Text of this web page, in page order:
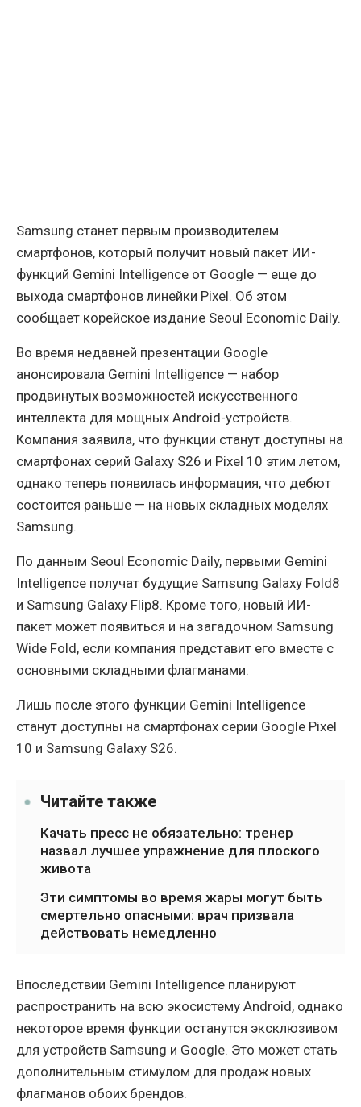
Samsung станет первым производителем
смартфонов, который получит новый пакет ИИ-
функций Gemini Intelligence от Google — еще до
выхода смартфонов линейки Pixel. Об этом
сообщает корейское издание Seoul Economic Daily.
Во время недавней презентации Google
анонсировала Gemini Intelligence — набор
продвинутых возможностей искусственного
интеллекта для мощных Android-устройств.
Компания заявила, что функции станут доступны на
смартфонах серий Galaxy S26 и Pixel 10 этим летом,
однако теперь появилась информация, что дебют
состоится раньше — на новых складных моделях
Samsung.
По данным Seoul Economic Daily, первыми Gemini
Intelligence получат будущие Samsung Galaxy Fold8
и Samsung Galaxy Flip8. Кроме того, новый ИИ-
пакет может появиться и на загадочном Samsung
Wide Fold, если компания представит его вместе с
основными складными флагманами.
Лишь после этого функции Gemini Intelligence
станут доступны на смартфонах серии Google Pixel
10 и Samsung Galaxy S26.
Читайте также
Качать пресс не обязательно: тренер
назвал лучшее упражнение для плоского
живота
Эти симптомы во время жары могут быть
смертельно опасными: врач призвала
действовать немедленно
Впоследствии Gemini Intelligence планируют
распространить на всю экосистему Android, однако
некоторое время функции останутся эксклюзивом
для устройств Samsung и Google. Это может стать
дополнительным стимулом для продаж новых
флагманов обоих брендов.